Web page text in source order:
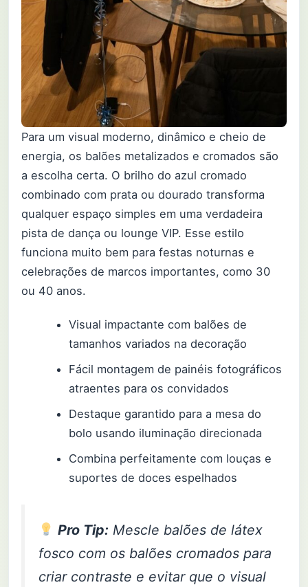
Para um visual moderno, dinâmico e cheio de
energia, os balões metalizados e cromados são
a escolha certa. O brilho do azul cromado
combinado com prata ou dourado transforma
qualquer espaço simples em uma verdadeira
pista de dança ou lounge VIP. Esse estilo
funciona muito bem para festas noturnas e
celebrações de marcos importantes, como 30
ou 40 anos.
Visual impactante com balões de
tamanhos variados na decoração
Fácil montagem de painéis fotográficos
atraentes para os convidados
Destaque garantido para a mesa do
bolo usando iluminação direcionada
Combina perfeitamente com louças e
suportes de doces espelhados
Pro Tip:Mescle balões de látex
fosco com os balões cromados para
criar contraste e evitar que o visual